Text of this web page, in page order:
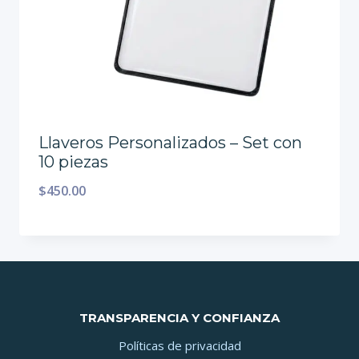
Llaveros Personalizados – Set con
10 piezas
$450.00
TRANSPARENCIA Y CONFIANZA
Políticas de privacidad